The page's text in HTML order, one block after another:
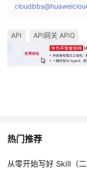
API API网关 APIG
热门推荐
从零开始写好 Skill（